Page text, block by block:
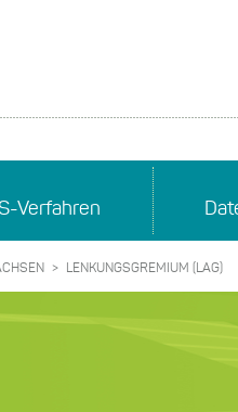
Verfahren
LENKUNGSGREMIUM (LAG)